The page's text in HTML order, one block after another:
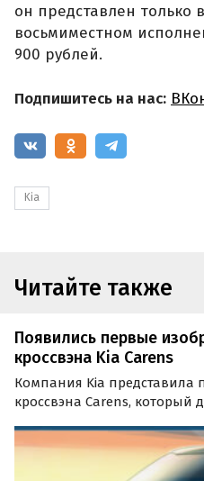
он представлен только
восьмиместном
900 рублей.
Подпишитесь на нас:
Kia
Читайте также
Появились первые
кроссвэна Kia Carens
Компания Kia представила
кроссвэна Carens, который
изысканным» автомобилем
узнаваемый и смелый